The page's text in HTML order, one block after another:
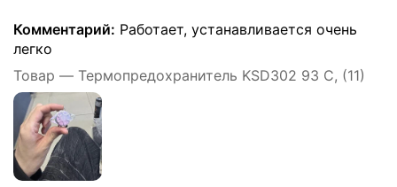
Комментарий: Работает, устанавливается очень
легко
Товар — Термопредохранитель KSD302 93 C, (11)